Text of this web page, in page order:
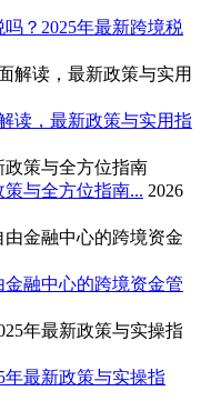
？2025年最新跨境税
读，最新政策与实用指
与全方位指南... 2026
融中心的跨境资金管
年最新政策与实操指